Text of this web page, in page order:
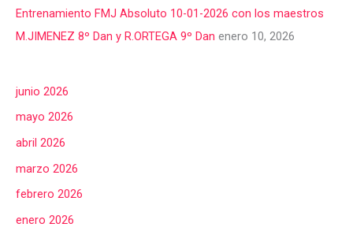
Entrenamiento FMJ Absoluto 10-01-2026 con los maestros
M.JIMENEZ 8º Dan y R.ORTEGA 9º Dan enero 10, 2026
junio 2026
mayo 2026
abril 2026
marzo 2026
febrero 2026
enero 2026